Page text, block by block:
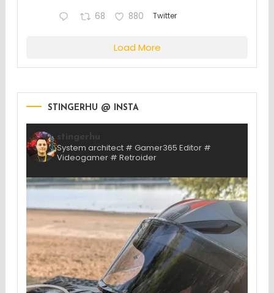
68 880 Twitter
Load More
STINGERHU @ INSTA
System architect # Gamer365 Editor #
Videogamer # Retroider